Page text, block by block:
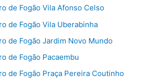
de Fogão Vila Afonso Celso
de Fogão Vila Uberabinha
de Fogão Jardim Novo Mundo
de Fogão Pacaembu
de Fogão Praça Pereira Coutinho